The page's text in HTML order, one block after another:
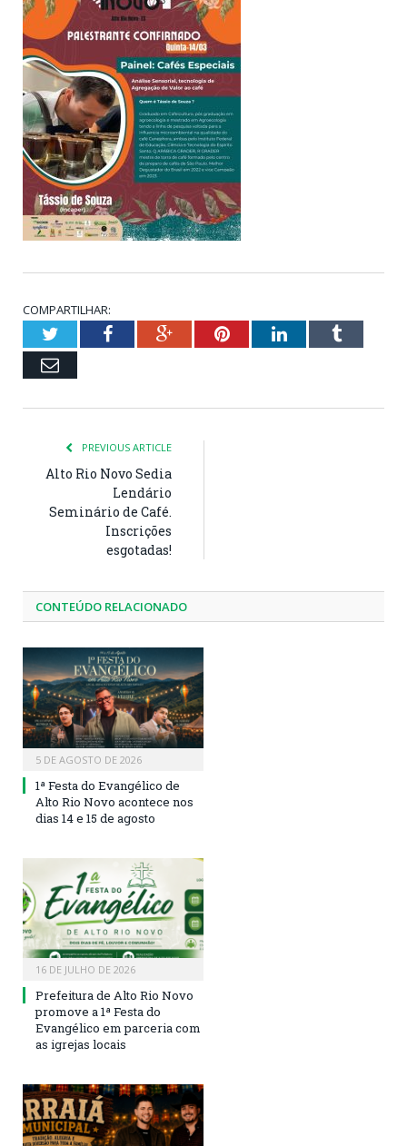
COMPARTILHAR:
TwitterFacebookGoogle+PinterestLinkedInTumblr
Email
PREVIOUS ARTICLE
Alto Rio Novo Sedia
Lendário
Seminário de Café.
Inscrições
esgotadas!
CONTEÚDO RELACIONADO
5 DE AGOSTO DE 2026
1ª Festa do Evangélico de
Alto Rio Novo acontece nos
dias 14 e 15 de agosto
16 DE JULHO DE 2026
Prefeitura de Alto Rio Novo
promove a 1ª Festa do
Evangélico em parceria com
as igrejas locais